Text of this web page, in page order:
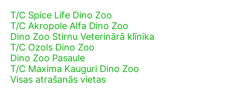
T/C Spice Life Dino Zoo
T/C Akropole Alfa Dino Zoo
Dino Zoo Stirnu Veterinārā klīnika
T/C Ozols Dino Zoo
Dino Zoo Pasaule
T/C Maxima Kauguri Dino Zoo
Visas atrašanās vietas